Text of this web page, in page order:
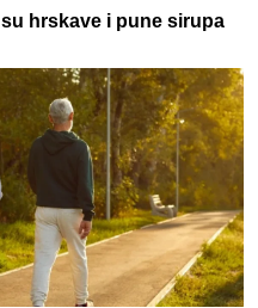
hrskave i pune sirupa